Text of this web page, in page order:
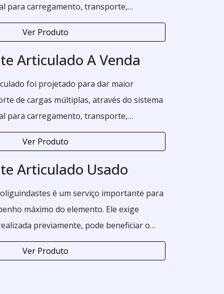
para carregamento, transporte,
de container estacionário.
Ver Produto
Articulado A Venda
foi projetado para dar maior
de cargas múltiplas, através do sistema
para carregamento, transporte,
de container estacionário.
Ver Produto
Articulado Usado
é um serviço importante para
máximo do elemento. Ele exige
previamente, pode beneficiar o
por uma empresa especializada na
ao equipamento e ao cliente diversas
Ver Produto